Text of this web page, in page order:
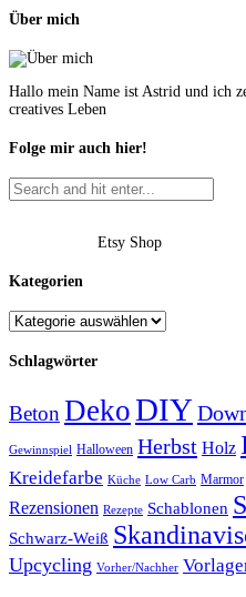
Über mich
Hallo mein Name ist Astrid und ich
creatives Leben
Folge mir auch hier!
Etsy Shop
Kategorien
Schlagwörter
Beton DekoDIY
Gewinnspiel Halloween Herbst Holz
Kreidefarbe Küche Low Carb Marmor
Rezensionen Rezepte Schablonen
Schwarz-Weiß
Upcycling Vorher/Nachher